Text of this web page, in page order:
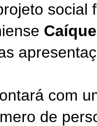
social
com
de